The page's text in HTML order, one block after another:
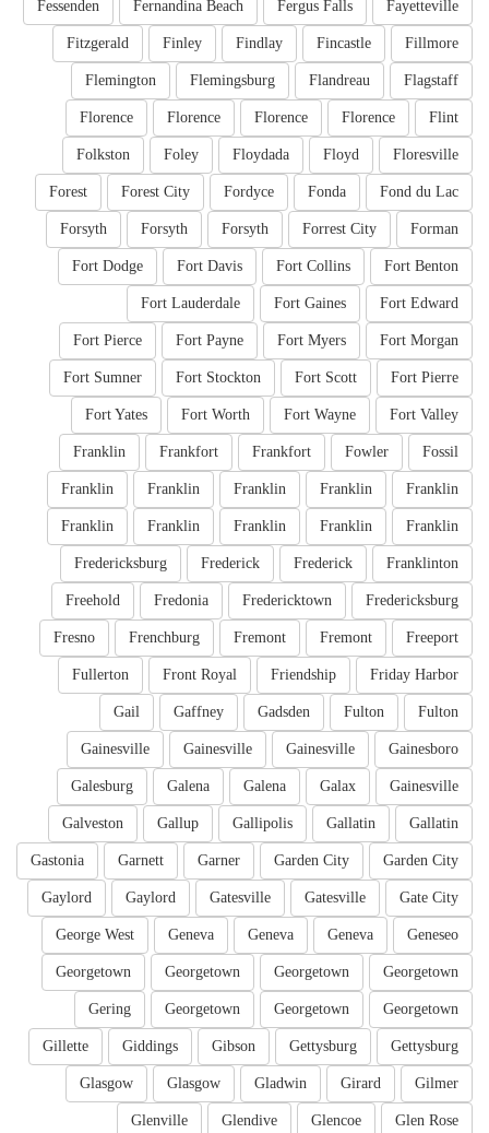
Fayetteville
Fergus Falls
Fernandina Beach
Fessenden
Fillmore
Fincastle
Findlay
Finley
Fitzgerald
Flagstaff
Flandreau
Flemingsburg
Flemington
Flint
Florence
Florence
Florence
Florence
Floresville
Floyd
Floydada
Foley
Folkston
Fond du Lac
Fonda
Fordyce
Forest City
Forest
Forman
Forrest City
Forsyth
Forsyth
Forsyth
Fort Benton
Fort Collins
Fort Davis
Fort Dodge
Fort Edward
Fort Gaines
Fort Lauderdale
Fort Morgan
Fort Myers
Fort Payne
Fort Pierce
Fort Pierre
Fort Scott
Fort Stockton
Fort Sumner
Fort Valley
Fort Wayne
Fort Worth
Fort Yates
Fossil
Fowler
Frankfort
Frankfort
Franklin
Franklin
Franklin
Franklin
Franklin
Franklin
Franklin
Franklin
Franklin
Franklin
Franklin
Franklinton
Frederick
Frederick
Fredericksburg
Fredericksburg
Fredericktown
Fredonia
Freehold
Freeport
Fremont
Fremont
Frenchburg
Fresno
Friday Harbor
Friendship
Front Royal
Fullerton
Fulton
Fulton
Gadsden
Gaffney
Gail
Gainesboro
Gainesville
Gainesville
Gainesville
Gainesville
Galax
Galena
Galena
Galesburg
Gallatin
Gallatin
Gallipolis
Gallup
Galveston
Garden City
Garden City
Garner
Garnett
Gastonia
Gate City
Gatesville
Gatesville
Gaylord
Gaylord
Geneseo
Geneva
Geneva
Geneva
George West
Georgetown
Georgetown
Georgetown
Georgetown
Georgetown
Georgetown
Georgetown
Gering
Gettysburg
Gettysburg
Gibson
Giddings
Gillette
Gilmer
Girard
Gladwin
Glasgow
Glasgow
Glen Rose
Glencoe
Glendive
Glenville